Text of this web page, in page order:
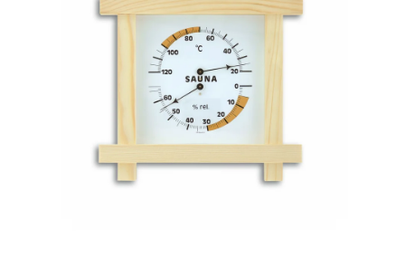
Obchodné podmienky GDPR Slovník pojmov